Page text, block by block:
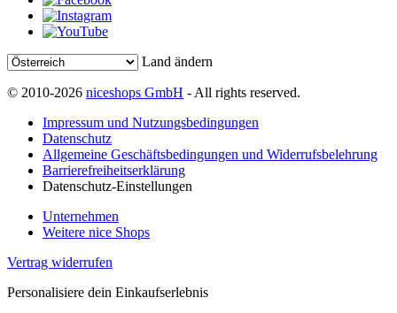
Land ändern
© 2010-2026 niceshops GmbH - All rights reserved.
Impressum und Nutzungsbedingungen
Datenschutz
Allgemeine Geschäftsbedingungen und Widerrufsbelehrung
Barrierefreiheitserklärung
Datenschutz-Einstellungen
Unternehmen
Weitere nice Shops
Vertrag widerrufen
Personalisiere dein Einkaufserlebnis